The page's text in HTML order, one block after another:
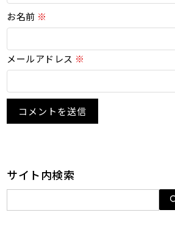
お名前 ※
メールアドレス ※
サイト内検索